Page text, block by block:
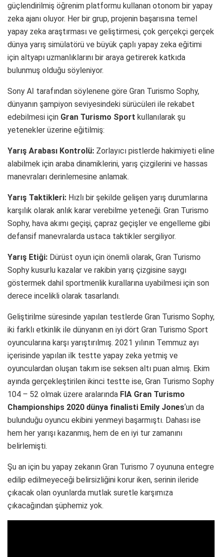
güçlendirilmiş öğrenim platformu kullanan otonom bir yapay
zeka ajanı oluyor. Her bir grup, projenin başarısına temel
yapay zeka araştırması ve geliştirmesi, çok gerçekçi gerçek
dünya yarış simülatörü ve büyük çaplı yapay zeka eğitimi
için altyapı uzmanlıklarını bir araya getirerek katkıda
bulunmuş olduğu söyleniyor.
Sony AI tarafından söylenene göre Gran Turismo Sophy,
dünyanın şampiyon seviyesindeki sürücüleri ile rekabet
edebilmesi için Gran Turismo Sport kullanılarak şu
yetenekler üzerine eğitilmiş:
Yarış Arabası Kontrolü: Zorlayıcı pistlerde hakimiyeti eline
alabilmek için araba dinamiklerini, yarış çizgilerini ve hassas
manevraları derinlemesine anlamak.
Yarış Taktikleri: Hızlı bir şekilde gelişen yarış durumlarına
karşılık olarak anlık karar verebilme yeteneği. Gran Turismo
Sophy, hava akımı geçişi, çapraz geçişler ve engelleme gibi
defansif manevralarda ustaca taktikler sergiliyor.
Yarış Etiği: Dürüst oyun için önemli olarak, Gran Turismo
Sophy kusurlu kazalar ve rakibin yarış çizgisine saygı
göstermek dahil sportmenlik kurallarına uyabilmesi için son
derece incelikli olarak tasarlandı.
Geliştirilme süresinde yapılan testlerde Gran Turismo Sophy,
iki farklı etkinlik ile dünyanın en iyi dört Gran Turismo Sport
oyuncularına karşı yarıştırılmış. 2021 yılının Temmuz ayı
içerisinde yapılan ilk testte yapay zeka yetmiş ve
oyunculardan oluşan takım ise seksen altı puan almış. Ekim
ayında gerçekleştirilen ikinci testte ise, Gran Turismo Sophy
104 – 52 olmak üzere aralarında FIA Gran Turismo
Championships 2020 dünya finalisti Emily Jones‘un da
bulunduğu oyuncu ekibini yenmeyi başarmıştı. Dahası ise
hem her yarışı kazanmış, hem de en iyi tur zamanını
belirlemişti.
Şu an için bu yapay zekanın Gran Turismo 7 oyununa entegre
edilip edilmeyeceği belirsizliğini korur iken, serinin ileride
çıkacak olan oyunlarda mutlak suretle karşımıza
çıkacağından şüphemiz yok.